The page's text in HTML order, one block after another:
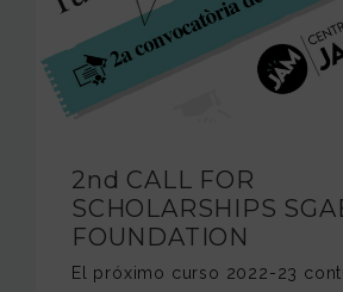
2nd CALL FOR
SCHOLARSHIPS
FOUNDATION
El próximo curso 2022-23